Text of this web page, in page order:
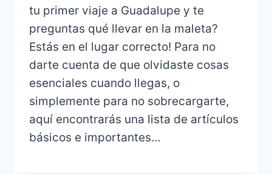
tu primer viaje a Guadalupe y te
preguntas qué llevar en la maleta?
Estás en el lugar correcto! Para no
darte cuenta de que olvidaste cosas
esenciales cuando llegas, o
simplemente para no sobrecargarte,
aquí encontrarás una lista de artículos
básicos e importantes…